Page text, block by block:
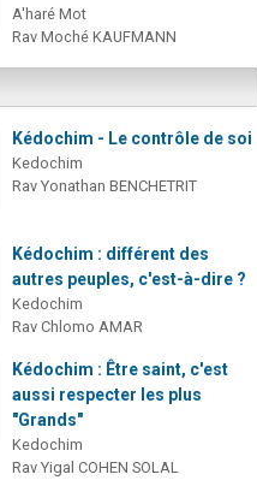
A'haré Mot
Rav Moché KAUFMANN
Kédochim - Le contrôle de soi
Kedochim
Rav Yonathan BENCHETRIT
Kédochim : différent des
autres peuples, c'est-à-dire ?
Kedochim
Rav Chlomo AMAR
Kédochim : Être saint, c'est
aussi respecter les plus
"Grands"
Kedochim
Rav Yigal COHEN SOLAL